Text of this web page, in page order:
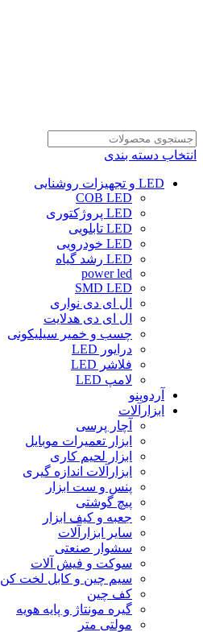
انتخاب دسته بندی
LED و تجهیزات روشنایی
COB LED
LED پروژکتوری
LED تابلویی
LED خودرویی
LED رشد گیاه
power led
SMD LED
ال ای دی نواری
ال ای دی هدلایت
چسب و خمیر سیلیکونی
درایور LED
فلاشر LED
لامپ LED
آردوینو
ابزارآلات
آچار پرسی
ابزار تعمیرات موبایل
ابزار لحیم کاری
ابزارآلات اندازه گیری
پنس و ست ابزار
پیچ گوشتی
جعبه و کیف ابزار
سایر ابزارآلات
سشوار صنعتی
سوکت و فیش آلات
سیم چین و کابل لخت کن
کف چین
گیره مونتاژ و پایه هویه
مولتی متر